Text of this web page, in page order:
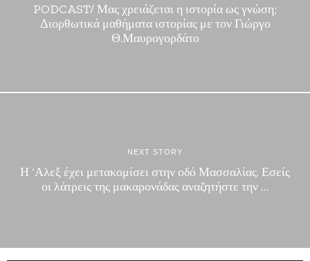
PODCAST/ Μας χρειάζεται η ιστορία ως γνώση;
Διορθωτικά μαθήματα ιστορίας με τον Γιώργο
Θ.Μαυρογορδάτο
NEXT STORY
Η ‘Αλεξ έχει μετακομίσει στην οδό Μασσαλίας. Εσείς
οι λάτρεις της μακαρονάδας αναζητήστε την …